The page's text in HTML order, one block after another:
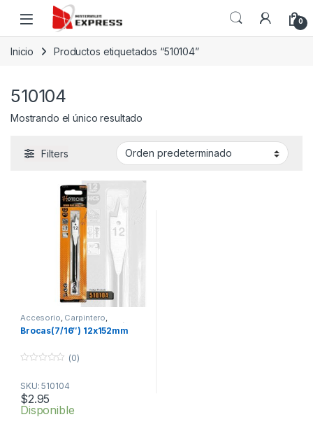
Skip to navigation
Skip to content
0
Inicio Productos etiquetados “510104”
510104
Mostrando el único resultado
Filters
Accesorio, Carpintero,
Herramientas,Por Profesión
Brocas(7/16″) 12x152mm
u
t
o
f
(0)
SKU: 510104
$2.95
Disponible